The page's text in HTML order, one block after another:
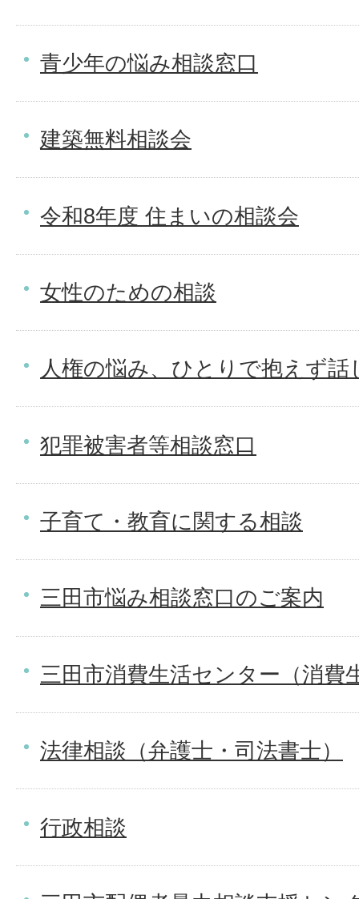
青少年の悩み相談窓口
建築無料相談会
令和8年度 住まいの相談会
女性のための相談
人権の悩み、ひとりで抱えず
犯罪被害者等相談窓口
子育て・教育に関する相談
三田市悩み相談窓口のご案内
三田市消費生活センター（消費
法律相談（弁護士・司法書士）
行政相談